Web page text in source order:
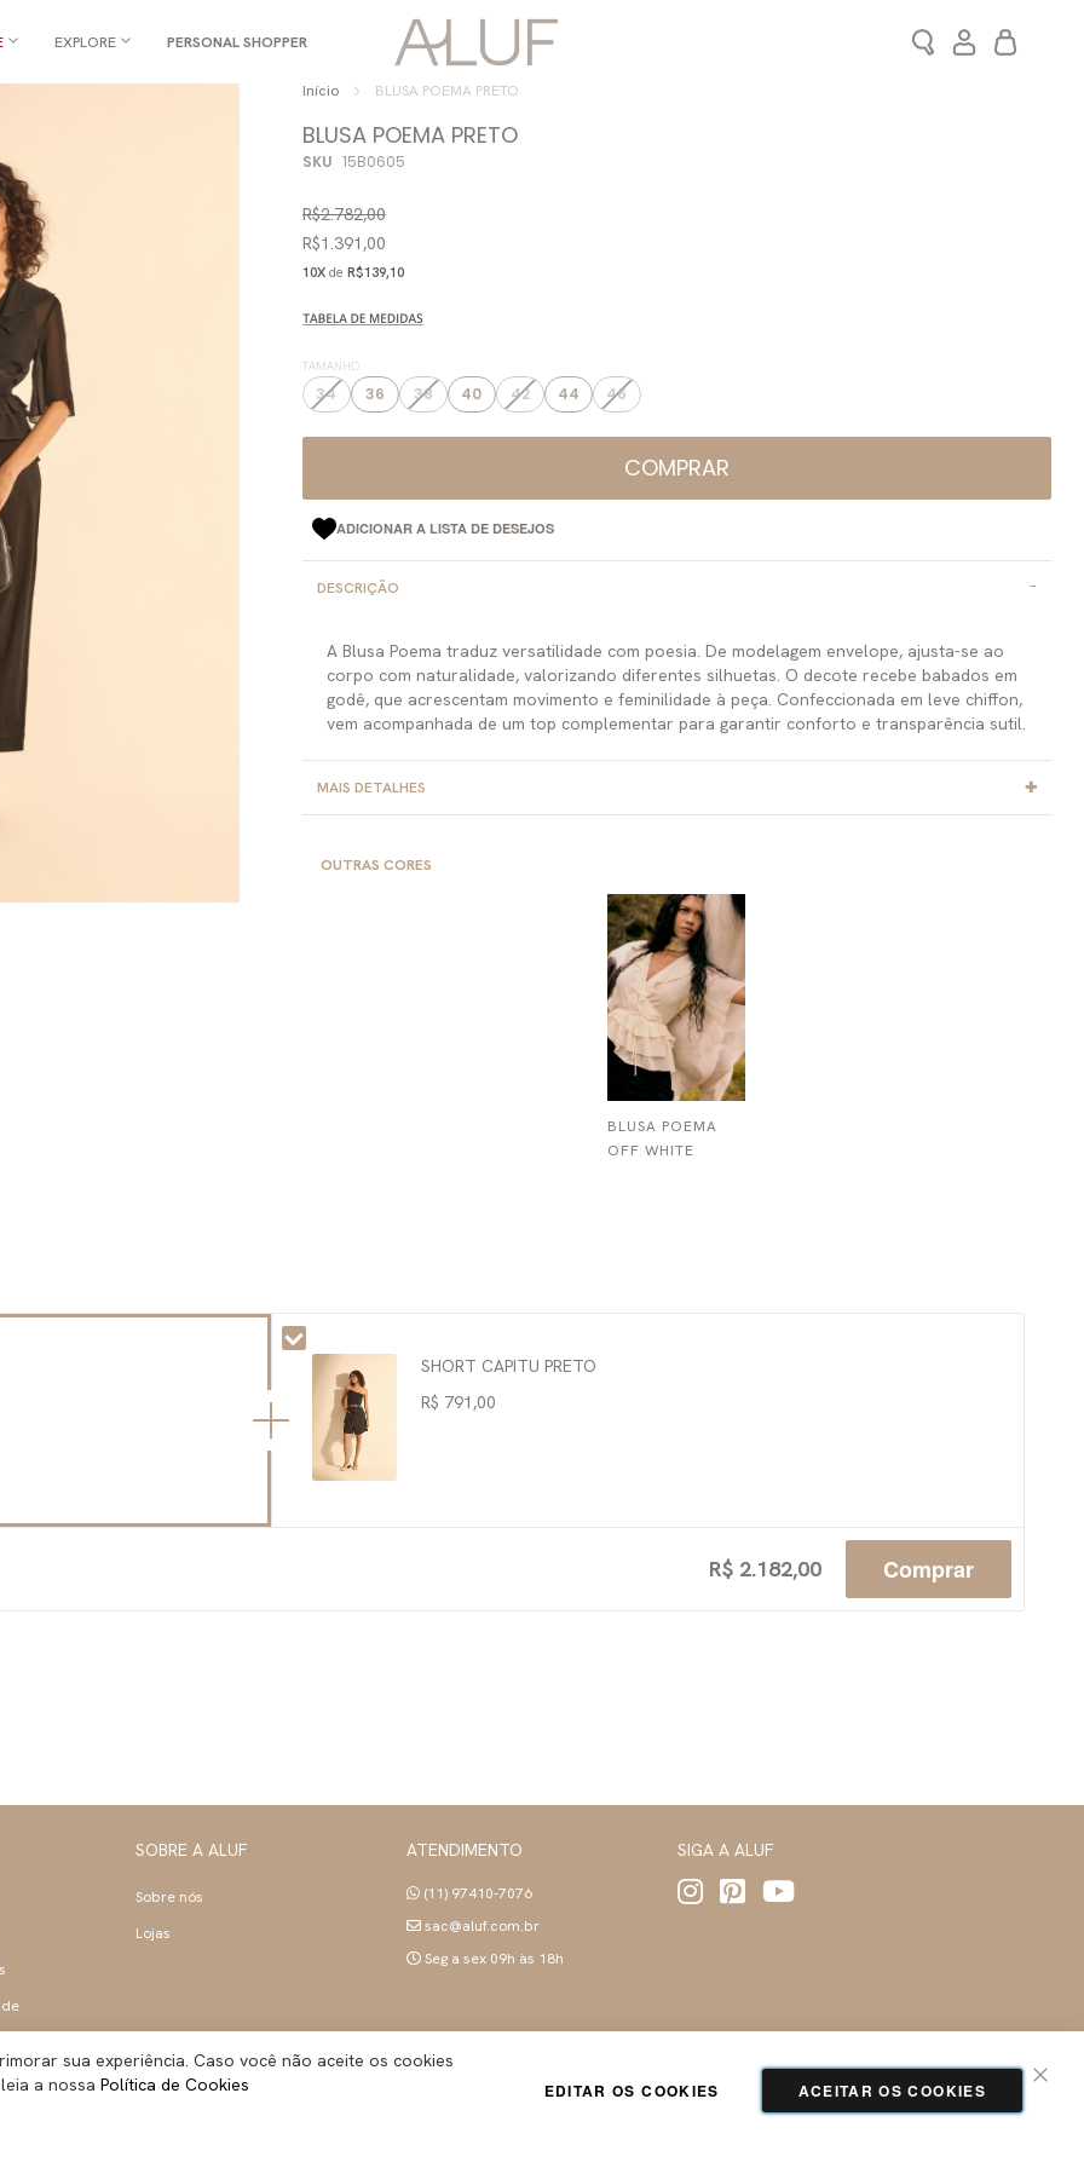
EXPLORE PERSONAL SHOPPER
Search
Meu
Início BLUSA POEMA PRETO
BLUSA POEMA PRETO
SKU 15B0605
R$2.782,00
R$1.391,00
10X de R$139,10
TAMANHO
34 36 38 40 42 44 46
COMPRAR
ADICIONAR A LISTA DE DESEJOS
DESCRIÇÃO
A Blusa Poema traduz versatilidade com poesia. De modelagem envelope, ajusta-se ao
corpo com naturalidade, valorizando diferentes silhuetas. O decote recebe babados em
godê, que acrescentam movimento e feminilidade à peça. Confeccionada em leve chiffon,
vem acompanhada de um top complementar para garantir conforto e transparência sutil.
MAIS DETALHES
OUTRAS CORES
BLUSA POEMA
OFF WHITE
SHORT CAPITU PRETO
R$ 791,00
R$ 2.182,00 Comprar
SOBRE A ALUF
Sobre nós
Lojas
ATENDIMENTO
(11) 97410-7076
sac@aluf.com.br
Seg a sex 09h às 18h
SIGA A ALUF
ALUF BRASIL INDUSTRIA E COMERCIO LTDA
sua experiência. Caso você não aceite os cookies
leia a nossaPolítica de Cookies ACEITAR OS COOKIES
EDITAR OS COOKIES